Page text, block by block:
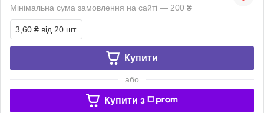
Мінімальна сума замовлення на сайті — 200 ₴
3,60 ₴ від 20 шт.
Купити
або
Купити з